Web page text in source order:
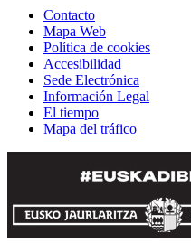
Contacto
Mapa Web
Política de cookies
Accesibilidad
Sede Electrónica
Información Legal
El tiempo
Mapa del tráfico